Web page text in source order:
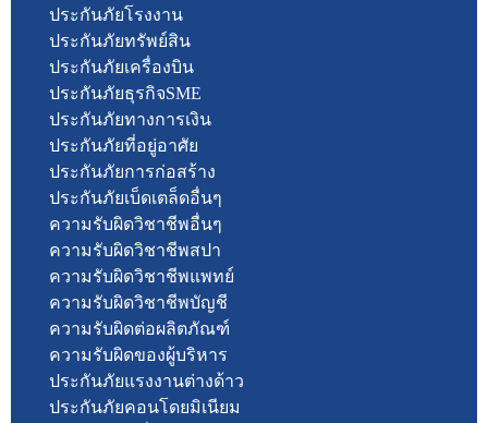
ประกันภัยโรงงาน
ประกันภัยทรัพย์สิน
ประกันภัยเครื่องบิน
ประกันภัยธุรกิจSME
ประกันภัยทางการเงิน
ประกันภัยที่อยู่อาศัย
ประกันภัยการก่อสร้าง
ประกันภัยเบ็ดเตล็ดอื่นๆ
ความรับผิดวิชาชีพอื่นๆ
ความรับผิดวิชาชีพสปา
ความรับผิดวิชาชีพแพทย์
ความรับผิดวิชาชีพบัญชี
ความรับผิดต่อผลิตภัณฑ์
ความรับผิดของผู้บริหาร
ประกันภัยแรงงานต่างด้าว
ประกันภัยคอนโดยมิเนียม